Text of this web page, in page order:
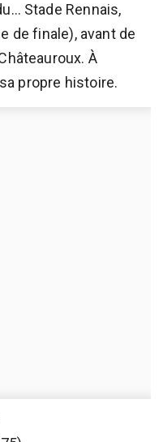
Stade Rennais,
de finale), avant de
À
propre histoire.